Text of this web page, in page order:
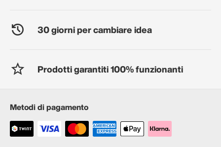
30 giorni per cambiare idea
Prodotti garantiti 100% funzionanti
Metodi di pagamento